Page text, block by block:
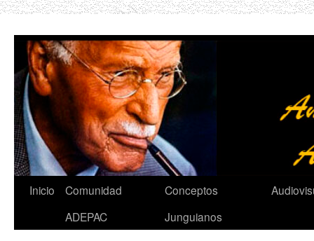
contenido
Inicio
Comunidad
ADEPAC
Conceptos
Junguianos